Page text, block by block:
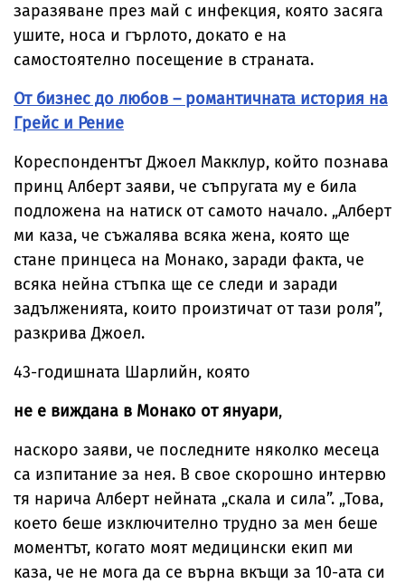
заразяване през май с инфекция, която засяга
ушите, носа и гърлото, докато е на
самостоятелно посещение в страната.
От бизнес до любов – романтичната история на
Грейс и Рение
Кореспондентът Джоел Макклур, който познава
принц Алберт заяви, че съпругата му е била
подложена на натиск от самото начало. „Алберт
ми каза, че съжалява всяка жена, която ще
стане принцеса на Монако, заради факта, че
всяка нейна стъпка ще се следи и заради
задълженията, които произтичат от тази роля”,
разкрива Джоел.
43-годишната Шарлийн, която
не е виждана в Монако от януари,
наскоро заяви, че последните няколко месеца
са изпитание за нея. В свое скорошно интервю
тя нарича Алберт нейната „скала и сила”. „Това,
което беше изключително трудно за мен беше
моментът, когато моят медицински екип ми
каза, че не мога да се върна вкъщи за 10-ата си